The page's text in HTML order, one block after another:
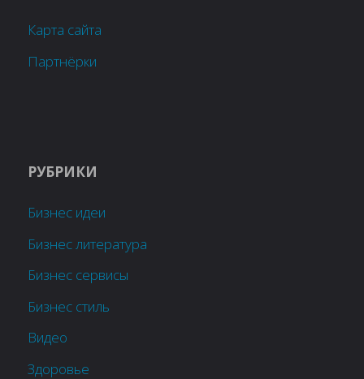
Карта сайта
Партнёрки
РУБРИКИ
Бизнес идеи
Бизнес литература
Бизнес сервисы
Бизнес стиль
Видео
Здоровье